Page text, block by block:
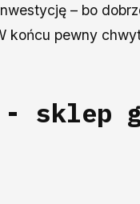
– bo
końcu pewny
- sklep